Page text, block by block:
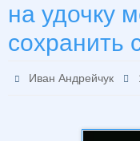
на удочку
сохранить
Иван Андрейчук